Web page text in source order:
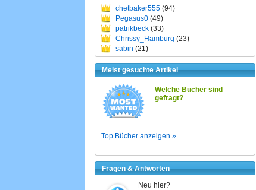
chetbaker555 (94)
Pegasus0 (49)
patrikbeck (33)
Chrissy_Hamburg (23)
sabin (21)
Meist gesuchte Artikel
Welche Bücher sind
gefragt?
Top Bücher anzeigen »
Fragen & Antworten
Neu hier?